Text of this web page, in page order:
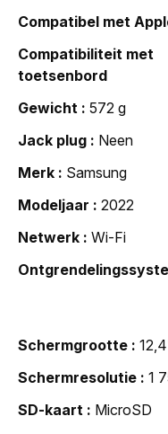
Compatibel met
Compatibiliteit met
toetsenbord
Gewicht
572 g
Jack plug
Neen
Merk
Samsung
Modeljaar
2022
Netwerk
Wi-Fi
Schermgrootte
Schermresolutie
1
SD-kaart
MicroSD